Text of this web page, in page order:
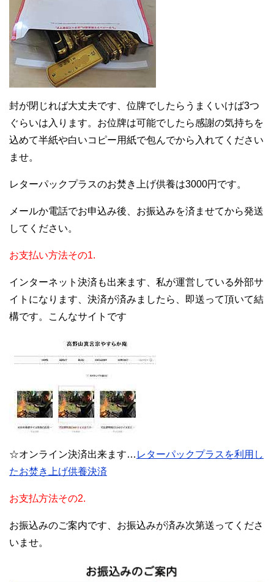
封が閉じれば大丈夫です、位牌でしたらうまくいけば3つ
ぐらいは入ります。お位牌は可能でしたら感謝の気持ちを
込めて半紙や白いコピー用紙で包んでから入れてください
ませ。
レターパックプラスのお焚き上げ供養は3000円です。
メールか電話でお申込み後、お振込みを済ませてから発送
してください。
お支払い方法その1.
インターネット決済も出来ます、私が運営している外部サ
イトになります、決済が済みましたら、即送って頂いて結
構です。こんなサイトです
☆オンライン決済出来ます… レターパックプラスを利用し
たお焚き上げ供養決済
お支払方法その2.
お振込みのご案内です、お振込みが済み次第送ってくださ
いませ。